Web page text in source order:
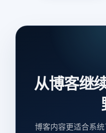
从博客继
博客内容更适合系